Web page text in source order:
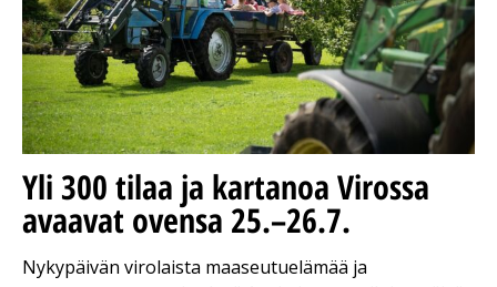
Yli 300 tilaa ja kartanoa Virossa
avaavat ovensa 25.–26.7.
Nykypäivän virolaista maaseutuelämää ja